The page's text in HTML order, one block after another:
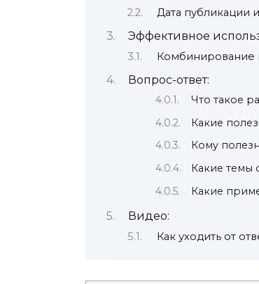
Дата публикации
Эффективное
Комбинирование
Вопрос-ответ:
Что такое
Какие
Кому
Какие темы
Какие
Видео:
Как уходить от